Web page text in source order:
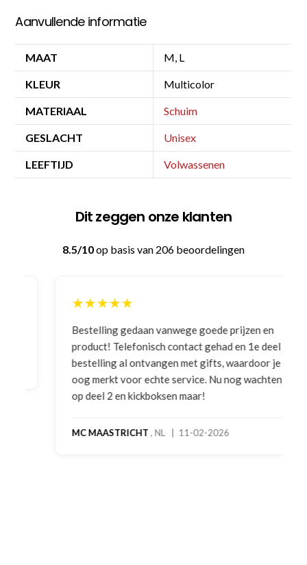
Aanvullende informatie
MAAT M, L
KLEUR Multicolor
MATERIAAL Schuim
GESLACHT Unisex
LEEFTIJD Volwassenen
Dit zeggen onze klanten
8.5/10op basis van 206 beoordelingen
★★★★★
Bestelling gedaan vanwege goede prijzen en
product! Telefonisch contact gehad en 1e deel
bestelling al ontvangen met gifts, waardoor je
oog merkt voor echte service. Nu nog wachten
op deel 2 en kickboksen maar!
MC MAASTRICHT, NL | 11-02-2026